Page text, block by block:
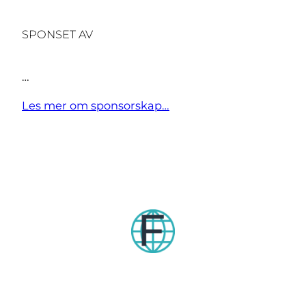
SPONSET AV
…
Les mer om sponsorskap…